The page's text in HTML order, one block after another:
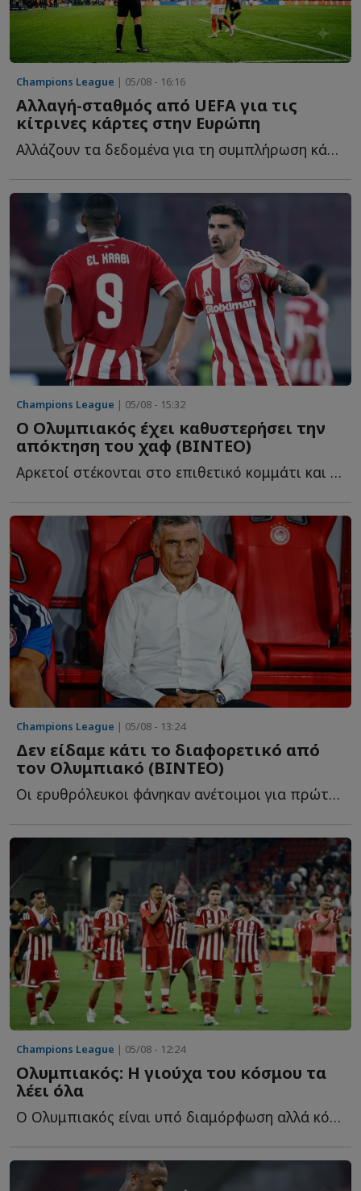
Champions League | 05/08 - 16:16
Αλλαγή-σταθμός από UEFA για τις
κίτρινες κάρτες στην Ευρώπη
Αλλάζουν τα δεδομένα για τη συμπλήρωση κάρτων των ποδοσφαιριστών κ...
Champions League | 05/08 - 15:32
Ο Ολυμπιακός έχει καθυστερήσει την
απόκτηση του χαφ (ΒΙΝΤΕΟ)
Αρκετοί στέκονται στο επιθετικό κομμάτι και στο ότι ο...
Champions League | 05/08 - 13:24
Δεν είδαμε κάτι το διαφορετικό από
τον Ολυμπιακό (ΒΙΝΤΕΟ)
Oι ερυθρόλευκοι φάνηκαν ανέτοιμοι για πρώτο ματς καθώς δ...
Champions League | 05/08 - 12:24
Ολυμπιακός: Η γιούχα του κόσμου τα
λέει όλα
Ο Ολυμπιακός είναι υπό διαμόρφωση αλλά κόντρα στη Ναϊμέγκεν δ...